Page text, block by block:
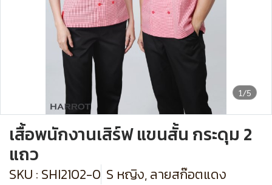
1/5
เสื้อพนักงานเสิร์ฟ แขนสั้น กระดุม 2
แถว
SKU : SHI2102-0 S หญิง, ลายสก๊อตแดง